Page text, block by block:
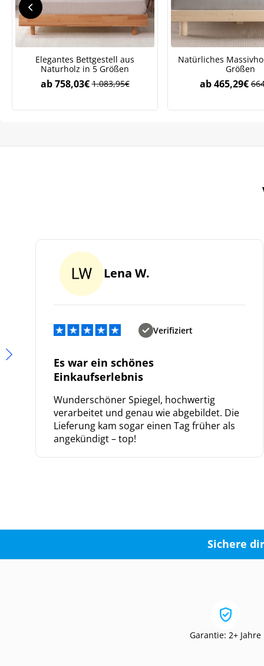
Elegantes Bettgestell aus
Naturholz in 5 Größen
ab 1.083,95€
758,03€
Natürliches
Größen
ab465,29€
Lena W.
Verifiziert
Es war ein schönes
Einkaufserlebnis
Wunderschöner Spiegel, hochwertig
verarbeitet und genau wie abgebildet. Die
Lieferung kam sogar einen Tag früher als
angekündigt – top!
Sichere
Garantie: 2+ Jahre